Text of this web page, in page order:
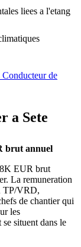
liees a l'etang
Conducteur de
a Sete
brut annuel
EUR brut
La remuneration
TP/VRD,
de chantier qui
les
situent dans le